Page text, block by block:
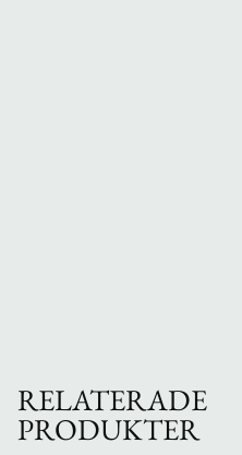
RELATERADE
PRODUKTER